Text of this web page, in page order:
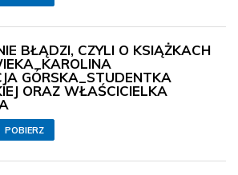
BŁĄDZI, CZYLI O KSIĄŻKACH
GÓRSKA_STUDENTKA
ORAZ WŁAŚCICIELKA
POBIERZ